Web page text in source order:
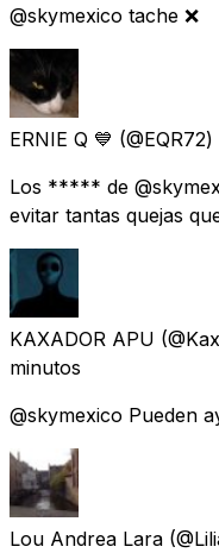
@skymexico tache ❌
ERNIE Q 💙
Los ***** de
evitar tantas quejas
KAXADOR APU
minutos
@skymexico Pueden
Lou Andrea Lara